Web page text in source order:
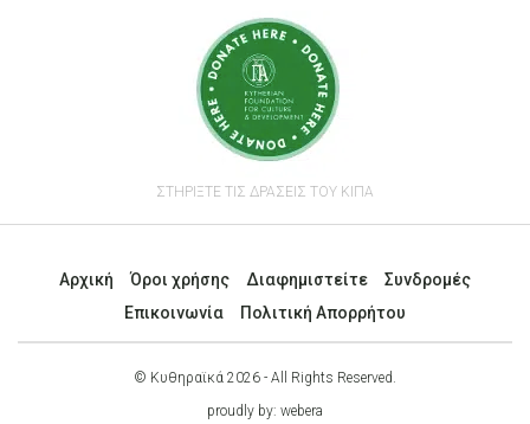
ΣΤΗΡΙΞΤΕ ΤΙΣ ΔΡΑΣΕΙΣ ΤΟΥ ΚΙΠΑ
Αρχική Όροι χρήσης Διαφημιστείτε
Συνδρομές
Επικοινωνία
Πολιτική Απορρήτου
© Κυθηραϊκά 2026 - All Rights Reserved.
proudly by: webera